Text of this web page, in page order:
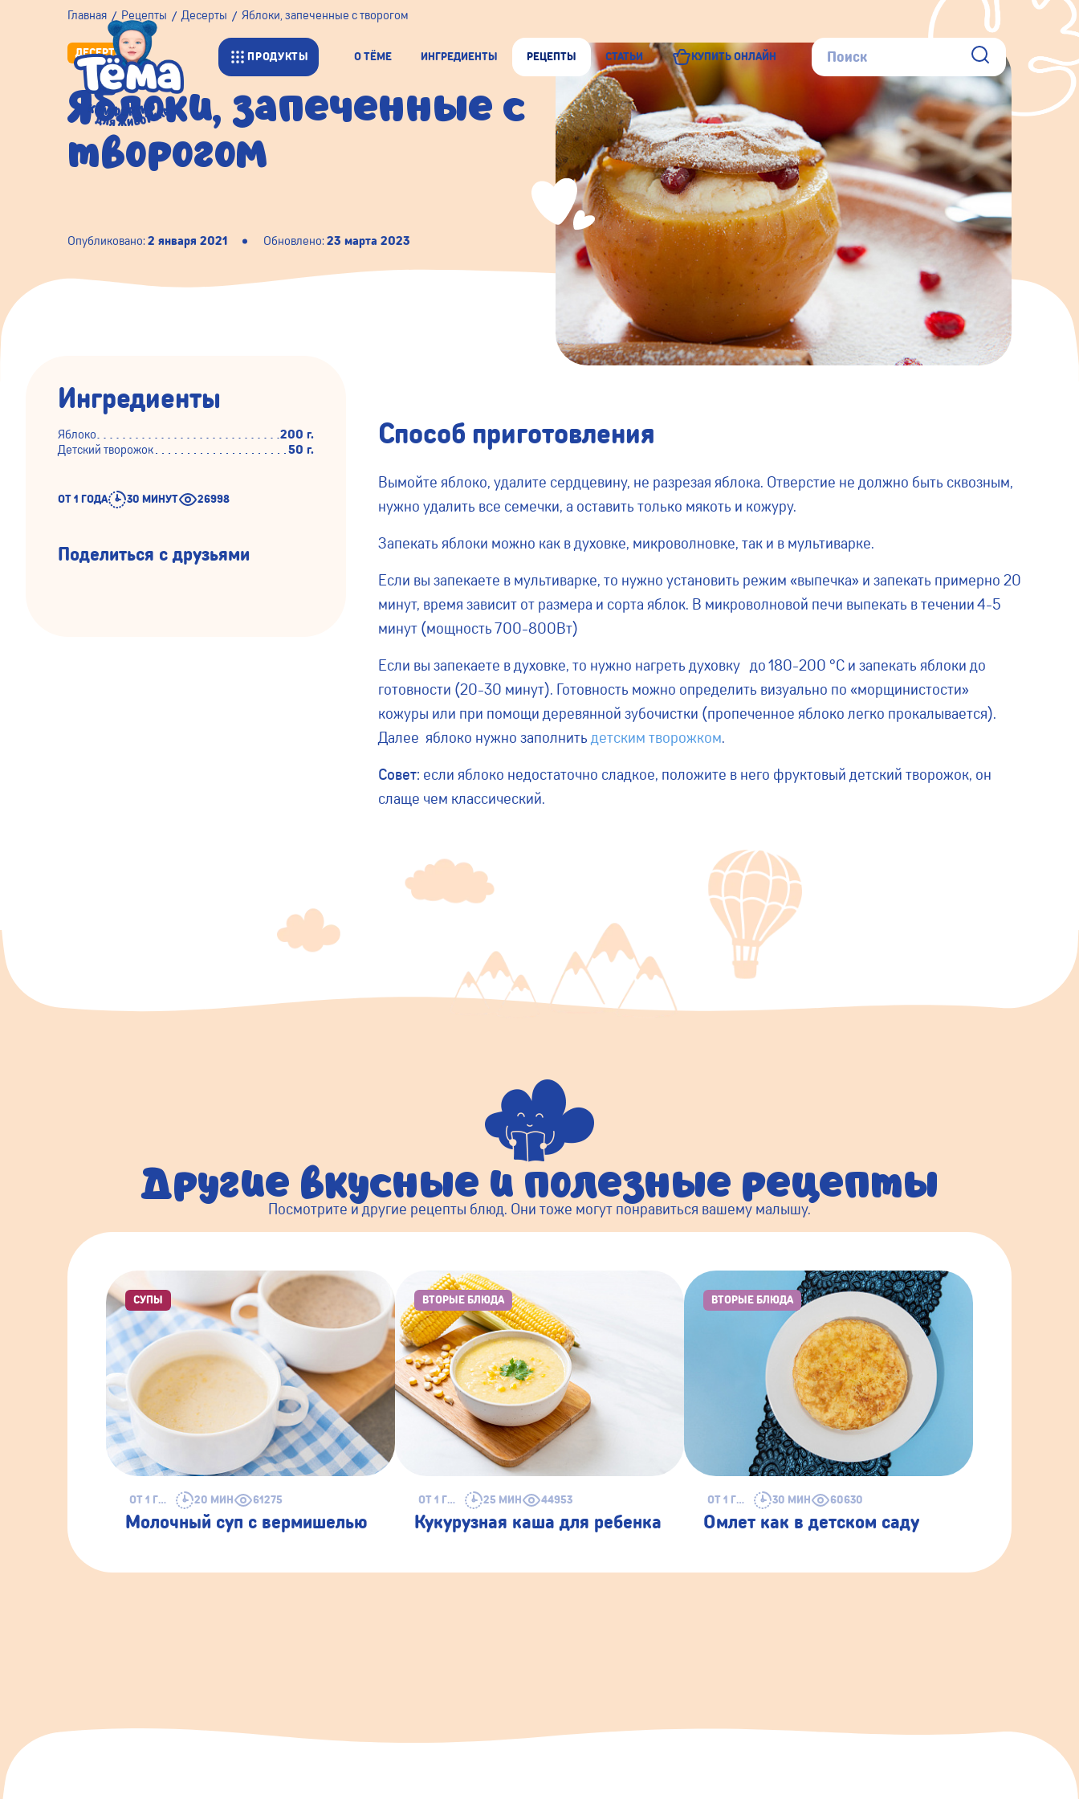
ПРОДУКТЫ О ТЁМЕ ИНГРЕДИЕНТЫ РЕЦЕПТЫ СТАТЬИ КУПИТЬ ОНЛАЙН
Главная Рецепты Десерты Яблоки, запеченные с творогом
ДЕСЕРТЫ
Яблоки, запеченные с
творогом
Опубликовано:2 января 2021 Обновлено:23 марта 2023
Ингредиенты
Яблоко
200 г.
Детский творожок
50 г.
ОТ 1 ГОДА 30 МИНУТ 26998
Поделиться с друзьями
Способ приготовления
Вымойте яблоко, удалите сердцевину, не разрезая яблока. Отверстие не должно быть сквозным,
нужно удалить все семечки, а оставить только мякоть и кожуру.
Запекать яблоки можно как в духовке, микроволновке, так и в мультиварке.
Если вы запекаете в мультиварке, то нужно установить режим «выпечка» и запекать примерно 20
минут, время зависит от размера и сорта яблок. В микроволновой печи выпекать в течении 4-5
минут (мощность 700-800Вт)
Если вы запекаете в духовке, то нужно нагреть духовку до 180-200 °С и запекать яблоки до
готовности (20-30 минут). Готовность можно определить визуально по «морщинистости»
кожуры или при помощи деревянной зубочистки (пропеченное яблоко легко прокалывается).
Далее яблоко нужно заполнитьдетским творожком.
Совет: если яблоко недостаточно сладкое, положите в него фруктовый детский творожок, он
слаще чем классический.
Другие вкусные и полезные рецепты
Посмотрите и другие рецепты блюд. Они тоже могут понравиться вашему малышу.
СУПЫ
ОТ 1 ГОДА 20 МИН 61275
Молочный суп с вермишелью
ВТОРЫЕ БЛЮДА
ОТ 1 ГОДА 25 МИН 44953
Кукурузная каша для ребенка
ВТОРЫЕ БЛЮДА
ОТ 1 ГОДА 30 МИН 60630
Омлет как в детском саду